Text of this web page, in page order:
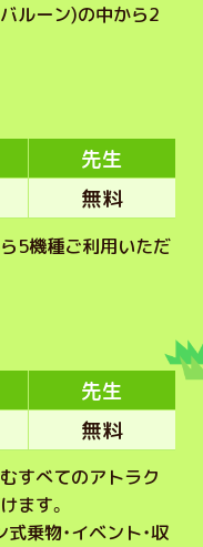
ルーン)の中から2
先生
無料
5機種ご利用いただ
先生
無料
すべてのアトラク
ます。
乗物・イベント・収